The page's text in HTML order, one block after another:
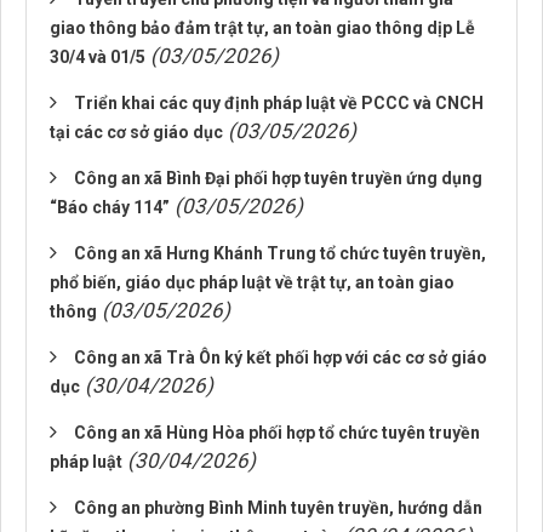
giao thông bảo đảm trật tự, an toàn giao thông dịp Lễ
30/4 và 01/5 (03/05/2026)
Triển khai các quy định pháp luật về PCCC và CNCH
tại các cơ sở giáo dục (03/05/2026)
Công an xã Bình Đại phối hợp tuyên truyền ứng dụng
“Báo cháy 114” (03/05/2026)
Công an xã Hưng Khánh Trung tổ chức tuyên truyền,
phổ biến, giáo dục pháp luật về trật tự, an toàn giao
thông (03/05/2026)
Công an xã Trà Ôn ký kết phối hợp với các cơ sở giáo
dục (30/04/2026)
Công an xã Hùng Hòa phối hợp tổ chức tuyên truyền
pháp luật (30/04/2026)
Công an phường Bình Minh tuyên truyền, hướng dẫn